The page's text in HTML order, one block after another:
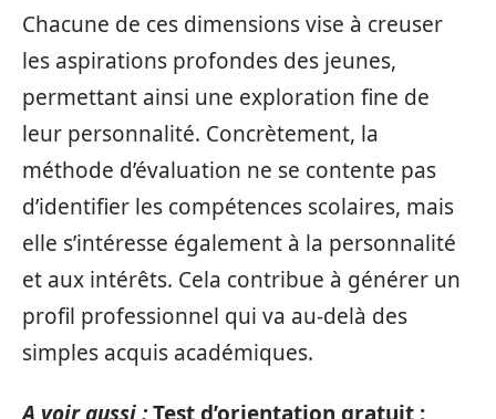
Chacune de ces dimensions vise à creuser
les aspirations profondes des jeunes,
permettant ainsi une exploration fine de
leur personnalité. Concrètement, la
méthode d’évaluation ne se contente pas
d’identifier les compétences scolaires, mais
elle s’intéresse également à la personnalité
et aux intérêts. Cela contribue à générer un
profil professionnel qui va au-delà des
simples acquis académiques.